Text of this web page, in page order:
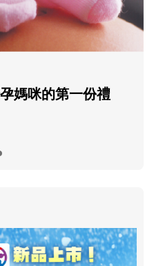
媽咪的第一份禮